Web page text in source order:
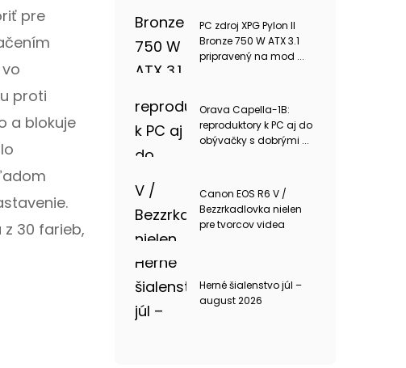
pre
proti
a blokuje
30 farieb,
PC zdroj XPG Pylon II
Bronze 750 W ATX 3.1
pripravený na mod ...
Orava Capella-1B:
reproduktory k PC aj do
obývačky s dobrými ...
Canon EOS R6 V /
Bezzrkadlovka nielen
pre tvorcov videa
Herné šialenstvo júl –
august 2026